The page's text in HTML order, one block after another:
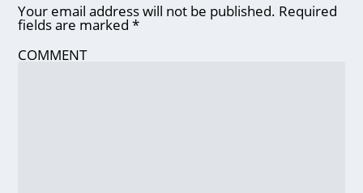
Your email address will not be published. Required
fields are marked*
COMMENT